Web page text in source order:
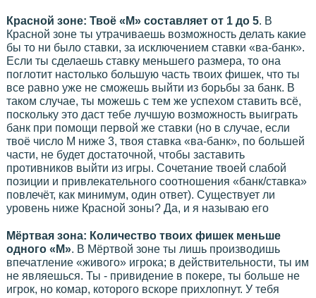
Красной зоне: Твоё «М» составляет от 1 до 5. В
Красной зоне ты утрачиваешь возможность делать какие
бы то ни было ставки, за исключением ставки «ва-банк».
Если ты сделаешь ставку меньшего размера, то она
поглотит настолько большую часть твоих фишек, что ты
все равно уже не сможешь выйти из борьбы за банк. В
таком случае, ты можешь с тем же успехом ставить всё,
поскольку это даст тебе лучшую возможность выиграть
банк при помощи первой же ставки (но в случае, если
твоё число М ниже 3, твоя ставка «ва-банк», по большей
части, не будет достаточной, чтобы заставить
противников выйти из игры. Сочетание твоей слабой
позиции и привлекательного соотношения «банк/ставка»
повлечёт, как минимум, один ответ). Существует ли
уровень ниже Красной зоны? Да, и я называю его
Мёртвая зона: Количество твоих фишек меньше
одного «М». В Мёртвой зоне ты лишь производишь
впечатление «живого» игрока; в действительности, ты им
не являешься. Ты - привидение в покере, ты больше не
игрок, но комар, которого вскоре прихлопнут. У тебя